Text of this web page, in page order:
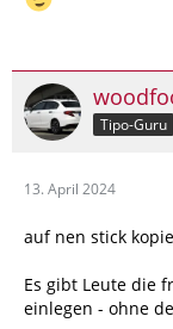
Tipo-Guru
13. April 2024
auf nen stick
Es gibt Leute die
einlegen - ohne